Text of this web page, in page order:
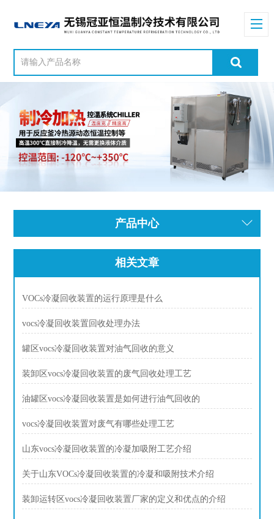
产品中心
相关文章
VOCs冷凝回收装置的运行原理是什么
vocs冷凝回收装置回收处理办法
罐区vocs冷凝回收装置对油气回收的意义
装卸区vocs冷凝回收装置的废气回收处理工艺
油罐区vocs冷凝回收装置是如何进行油气回收的
vocs冷凝回收装置对废气有哪些处理工艺
山东vocs冷凝回收装置的冷凝加吸附工艺介绍
关于山东VOCs冷凝回收装置的冷凝和吸附技术介绍
装卸运转区vocs冷凝回收装置厂家的定义和优点的介绍